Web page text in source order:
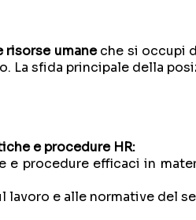
risorse umaneche si occupi
sfida principale della
e procedure HR:
e procedure efficaci in
lavoro e alle normative del